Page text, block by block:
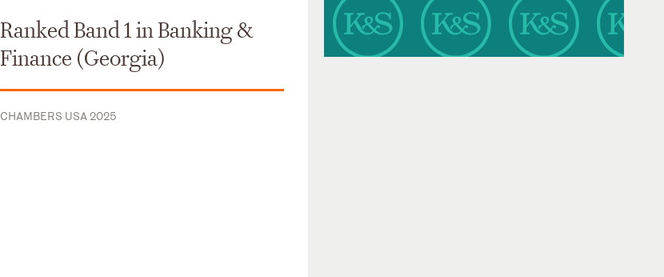
Ranked Band 1 in Banking &
Finance (Georgia)
CHAMBERS USA 2025